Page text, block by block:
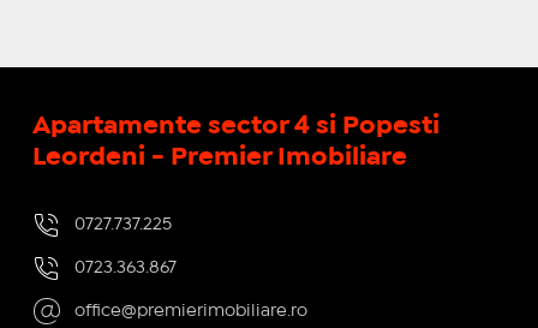
Apartamente sector 4 si Popesti
Leordeni - Premier Imobiliare
0727.737.225
0723.363.867
office@premierimobiliare.ro